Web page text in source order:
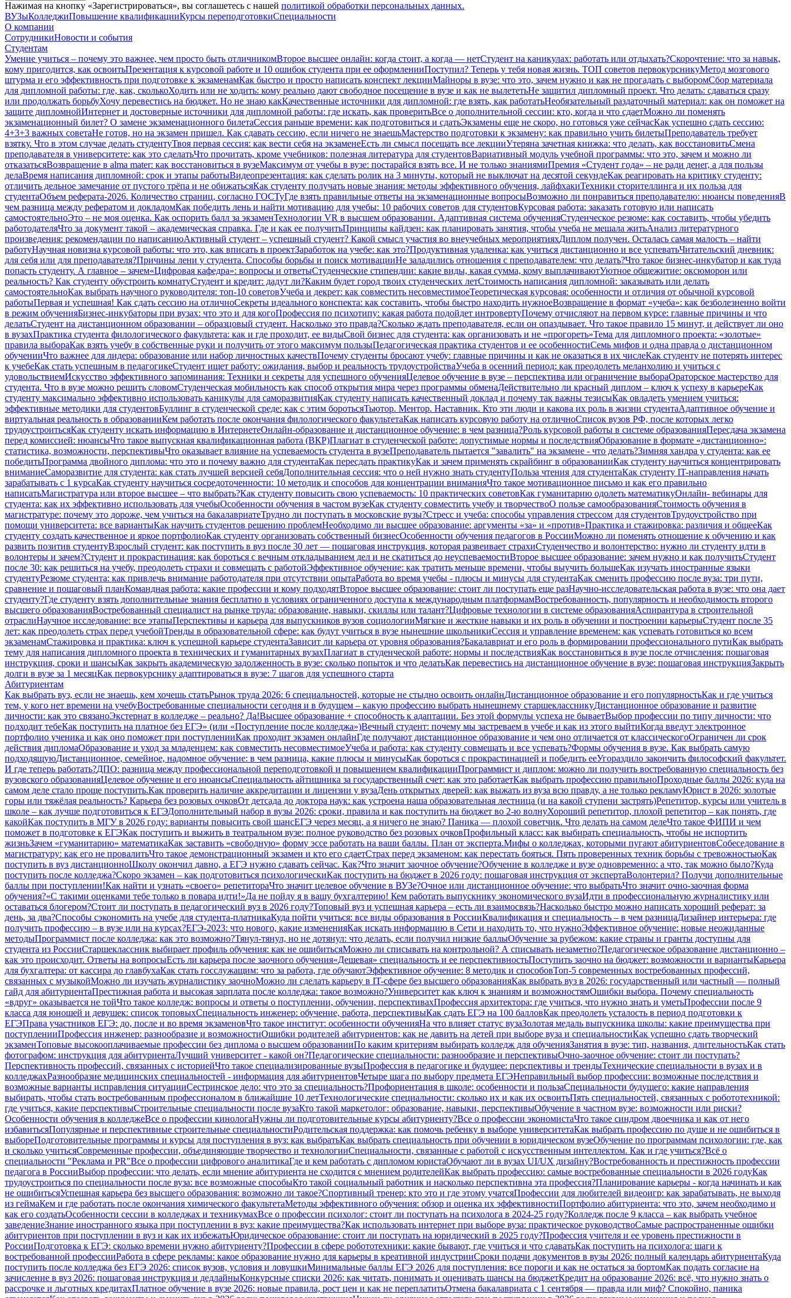
Нажимая на кнопку «Зарегистрироваться», вы соглашетесь с нашей политикой обработки персональных данных.
ВУЗыКолледжиПовышение квалификацииКурсы переподготовкиСпециальности
О компании
СотрудникиНовости и события
Студентам
Умение учиться – почему это важнее, чем просто быть отличникомВторое высшее онлайн: когда стоит, а когда — нетСтудент на каникулах: работать или отдыхать?Скорочтение: что за навык,
кому пригодится, как освоитьПрезентация к курсовой работе и 10 ошибок студента при ее оформленииПоступил? Теперь у тебя новая жизнь. ТОП советов первокурсникуМетод мозгового
штурма и его эффективность при подготовке к экзаменамКак быстро и просто написать конспект лекцииМайноры в вузе: что это, зачем нужно и как не прогадать с выборомСбор материала
для дипломной работы: где, как, сколькоХодить или не ходить: кому реально дают свободное посещение в вузе и как не вылететьНе защитил дипломный проект. Что делать: сдаваться сразу
или продолжать борьбуХочу перевестись на бюджет. Но не знаю какКачественные источники для дипломной: где взять, как работатьНеобязательный раздаточный материал: как он поможет на
защите дипломнойИнтернет и достоверные источники для дипломной работы: где искать, как проверитьВсе о дополнительной сессии: кто, когда и что сдаетМожно ли поменять
экзаменационный билет? О замене экзаменационного билетаСессия раньше времени: как подготовиться и сдатьЭкзамены еще не скоро, но готовься уже сейчасКак успешно сдать сессию:
4+3+3 важных советаНе готов, но на экзамен пришел. Как сдавать сессию, если ничего не знаешьМастерство подготовки к экзамену: как правильно учить билетыПреподаватель требует
взятку. Что в этом случае делать студентуТвоя первая сессия: как вести себя на экзаменеЕсть ли смысл посещать все лекцииУтеряна зачетная книжка: что делать, как восстановитьСмена
преподавателя в университете: как это сделатьЧто прочитать, кроме учебников: полезная литература для студентовВариативный модуль учебной программы: что это, зачем и можно ли
отказатьсяВозвращение в alma mater: как восстановиться в вузеМаксимум от учебы в вузе: постарайся взять все. И не только знаниямиПремия «Студент года» – не ради денег, а для пользы
делаВремя написания дипломной: срок и этапы работыВидеопрезентация: как сделать ролик на 3 минуты, который не выключат на десятой секундеКак реагировать на критику студенту:
отличить дельное замечание от пустого трёпа и не обижатьсяКак студенту получать новые знания: методы эффективного обучения, лайфхакиТехники сторителлинга и их польза для
студентаОбъем реферата-2026. Количество страниц, согласно ГОСТуГде взять правильные ответы на экзаменационные вопросыВозможно ли понравиться преподавателю: нюансы поведенияВ
чем разница между рефератом и докладомКак победить лень и найти мотивацию для учебы: 10 рабочих советов для студентовКурсовая работа: заказать готовую или написать
самостоятельноЭто – не моя оценка. Как оспорить балл за экзаменТехнологии VR в высшем образовании. Адаптивная система обученияСтуденческое резюме: как составить, чтобы убедить
работодателяЧто за документ такой – академическая справка. Где и как ее получитьПринципы кайдзен: как планировать занятия, чтобы учеба не мешала житьАнализ литературного
произведения: рекомендации по написаниюАктивный студент – успешный студент? Какой смысл участия во внеучебных мероприятияхДиплом получен. Осталась самая малость – найти
работуНаучная новизна курсовой работы: что это, как вписать в проектЗаработок на учебе: как это?Продуктивная удаленка: как учиться дистанционно и все успеватьЧитательский дневник:
для себя или для преподавателя?Причины лени у студента. Способы борьбы и поиск мотивацииНе заладились отношения с преподавателем: что делать?Что такое бизнес-инкубатор и как туда
попасть студенту. А главное – зачем«Цифровая кафедра»: вопросы и ответыСтуденческие стипендии: какие виды, какая сумма, кому выплачиваютУютное общежитие: оксюморон или
реальность? Как студенту обустроить комнатуСтудент и кредит: дадут ли?Каким будет город твоих студенческих летСтоимость написания дипломной: заказывать или делать
самостоятельноКак выбрать научного руководителя: топ-10 советовУчеба и декрет: как совместить несовместимоеТеоретическая курсовая: особенности и отличия от обычной курсовой
работыПервая и успешная! Как сдать сессию на отличноСекреты идеального конспекта: как составить, чтобы быстро находить нужноеВозвращение в формат «учеба»: как безболезненно войти
в режим обученияБизнес-инкубаторы при вузах: что это и для когоПрофессия по психотипу: какая работа подойдет интровертуПочему отчисляют на первом курсе: главные причины и что
делатьСтудент на дистанционном образовании – образцовый студент. Насколько это правда?Сколько ждать преподавателя, если он опаздывает. Что такое правило 15 минут, и действует ли оно
в вузахПрактика студента филологического факультета: как и где проходит, ее видыСвой бизнес для студента: как организовать и не «прогореть»Тема для дипломного проекта: «золотые»
правила выбораКак взять учебу в собственные руки и получить от этого максимум пользыПедагогическая практика студентов и ее особенностиСемь мифов и одна правда о дистанционном
обученииЧто важнее для лидера: образование или набор личностных качествПочему студенты бросают учебу: главные причины и как не оказаться в их числеКак студенту не потерять интерес
к учебеКак стать успешным в педагогикеСтудент ищет работу: ожидания, выбор и реальность трудоустройстваУчеба в осенний период: как преодолеть меланхолию и учиться с
удовольствиемИскусство эффективного запоминания: Техники и секреты для успешного обученияЦелевое обучение в вузе – перспектива или ограничение выбораОраторское мастерство для
студента. Что в вузе можно решить словомСтуденческая мобильность как способ открытия мира через программы обменаДействительно ли красный диплом – ключ к успеху в карьереКак
студенту максимально эффективно использовать каникулы для саморазвитияКак студенту написать качественный доклад и почему так важны тезисыКак овладеть умением учиться:
эффективные методики для студентовБуллинг в студенческой среде: как с этим боротьсяТьютор. Ментор. Наставник. Кто эти люди и какова их роль в жизни студентаАдаптивное обучение и
виртуальная реальность в образованииКем работать после окончания филологического факультетаКак написать курсовую работу на отличноСписок вузов РФ, после которых легко
трудоустроитьсяКак студенту искать информацию в ИнтернетеОнлайн-образование и дистанционное обучение: в чем разница?Роль курсовой работы в системе образованияПересдача экзамена
перед комиссией: нюансыЧто такое выпускная квалификационная работа (ВКР)Плагиат в студенческой работе: допустимые нормы и последствияОбразование в формате «дистанционно»:
статистика, возможности, перспективыЧто оказывает влияние на успеваемость студента в вузеПреподаватель пытается "завалить" на экзамене - что делать?Зимняя хандра у студента: как ее
победитьПрограмма двойного диплома: что это и почему важно для студентаКак пересдать практикуКак и зачем применять скрайбинг в образованииКак студенту научиться концентрировать
вниманиеСаморазвитие для студента: как стать лучшей версией себяДополнительная сессия: что о ней нужно знать студентуПольза чтения для студентаКак студенту IT-направления начать
зарабатывать с 1 курсаКак студенту научиться сосредоточенности: 10 методик и способов для концентрации вниманияЧто такое мотивационное письмо и как его правильно
написатьМагистратура или второе высшее – что выбрать?Как студенту повысить свою успеваемость: 10 практических советовКак гуманитарию одолеть математикуОнлайн- вебинары для
студента: как их эффективно использовать для учебыОсобенности обучения в частом вузеКак студенту совместить учебу и творчествоО пользе самообразованияСтоимость обучения в
магистратуре: почему это дороже, чем учиться на бакалавриатеТрудно ли поступать в московские вузы?Стресс и учеба: способы управления стрессом для студентовТрудоустройство при
помощи университета: все вариантыКак научить студентов решению проблемНеобходимо ли высшее образование: аргументы «за» и «против»Практика и стажировка: различия и общееКак
студенту создать качественное и яркое портфолиоКак студенту организовать собственный бизнесОсобенности обучения педагогов в РоссииМожно ли поменять отношение к обучению и как
развить позитив студентуВзрослый студент: как поступить в вуз после 30 лет — пошаговая инструкция, которая развеивает страхиСтуденчество и волонтерство: нужно ли cтуденту идти в
волонтеры и зачем?Студент и прокрастинация: как бороться с вечным откладыванием дел и не скатиться до неуспеваемостиВторое высшее образование: зачем нужно и как получитьСтудент
после 30: как решиться на учебу, преодолеть страхи и совмещать с работойЭффективное обучение: как тратить меньше времени, чтобы выучить большеКак изучать иностранные языки
студентуРезюме студента: как привлечь внимание работодателя при отсутствии опытаРабота во время учебы - плюсы и минусы для студентаКак сменить профессию после вуза: три пути,
сравнение и пошаговый планКомандная работа: какие профессии и кому подходятВторое высшее образование: стоит ли поступать еще разНаучно-исследовательская работа в вузе: что она дает
студенту?Где студенту взять дополнительные знания бесплатно в условиях ограниченного доступа к международным платформамВостребованность, популярность и необходимость второго
высшего образованияВостребованный специалист на рынке труда: образование, навыки, скиллы или талант?Цифровые технологии в системе образованияАспирантура в строительной
отраслиНаучное исследование: все этапыПерспективы и карьера для выпускников вузов социологииМягкие и жесткие навыки и их роль в обучении и построении карьерыСтудент после 35
лет: как преодолеть страх перед учебойТренды в образовательной сфере: как будут учиться в вузе нынешние школьникиСессия и управление временем: как успевать готовиться ко всем
экзаменамСтажировка и практика: ключ к успешной карьере студентаЗависит ли карьера от уровня образования?Бакалавриат и его роль в формировании профессионального путиКак выбрать
тему для написания дипломного проекта в технических и гуманитарных вузахПлагиат в студенческой работе: нормы и последствияКак восстановиться в вузе после отчисления: пошаговая
инструкция, сроки и шансыКак закрыть академическую задолженность в вузе: сколько попыток и что делатьКак перевестись на дистанционное обучение в вузе: пошаговая инструкцияЗакрыть
долги в вузе за 1 месяцКак первокурснику адаптироваться в вузе: 7 шагов для успешного старта
Абитуриентам
Как выбрать вуз, если не знаешь, кем хочешь статьРынок труда 2026: 6 специальностей, которые не стыдно освоить онлайнДистанционное образование и его популярностьКак и где учиться
тем, у кого нет времени на учебуВостребованные специальности сегодня и в будущем – какую профессию выбрать нынешнему старшеклассникуДистанционное образование и развитие
личности: как это связаноЭкстернат в колледже – реально? Да!Высшее образование + способность к адаптации. Без этой формулы успеха не бываетВыбор профессии по типу личности: что
подходит тебеКак поступить на платное без ЕГЭ» (или «Поступление после колледжа»)Вечный студент: почему мы застреваем в учебе и как из этого выйтиКогда введут электронное
портфолио ученика и как оно поможет при поступленииКак проходит экзамен онлайнГде получают дистанционное образование и чем оно отличается от классическогоОграничен ли срок
действия дипломаОбразование и уход за младенцем: как совместить несовместимоеУчеба и работа: как студенту совмещать и все успевать?Формы обучения в вузе. Как выбрать самую
подходящуюДистанционное, семейное, надомное обучение: в чем разница, какие плюсы и минусыКак бороться с прокрастинацией и победить ееУгораздило закончить философский факультет.
И где теперь работать?ДПО: разница между профессиональной переподготовкой и повышением квалификацииПрограммист и диплом: можно ли получить востребованную специальность без
вузовского образованияЦелевое обучение и его нюансыСпециальность айтишника за государственный счет: как это работаетКак выбрать профессию правильноПроходные баллы 2026: куда на
самом деле стало проще поступить.Как проверить наличие аккредитации и лицензии у вузаДень открытых дверей: как выжать из вуза всю правду, а не только рекламуЮрист в 2026: золотые
горы или тяжёлая реальность? Карьера без розовых очковОт детсада до доктора наук: как устроена наша образовательная лестница (и на какой ступени застрять)Репетитор, курсы или учитель в
школе – как лучше подготовиться к ЕГЭДополнительный набор в вузы 2026: сроки, правила и как поступить на бюджет во 2‑ю волнуХороший репетитор, плохой репетитор – как понять, где
какойКак поступить в МГУ в 2026 году: варианты повысить свой шансЕГЭ через месяц, а я ничего не знаю? Паника — плохой советчик. Что делать на самом делеЧто такое ФИПИ и чем
поможет в подготовке к ЕГЭКак поступить и выжить в театральном вузе: полное руководство без розовых очковПрофильный класс: как выбирать специальность, чтобы не испортить
жизньЗачем «гуманитарию» математикаКак заставить «свободную» форму эссе работать на ваши баллы. План от эксперта.Мифы о колледжах, которыми пугают абитуриентовСобеседование в
магистратуру: как его не провалитьЧто такое демонстрационный экзамен и кто его сдаетСтрах перед экзаменом: как перестать бояться. Пять проверенных техник борьбы с тревожностьюКак
поступить в вуз дистанционноШколу окончил давно, а ЕГЭ нужно сдавать сейчас. Как?Что значит заочное обучение?Обучение в колледже и вузе одновременно: а что, так можно было?Куда
поступить после колледжа?Скоро экзамен – как подготовиться психологическиКак поступить на бюджет в 2026 году: пошаговая инструкция от экспертаВолонтерил? Получи дополнительные
баллы при поступлении!Как найти и узнать «своего» репетитораЧто значит целевое обучение в ВУЗе?Очное или дистанционное обучение: что выбратьЧто значит очно-заочная форма
обучения?«С такими оценками тебе только в повара идти!»Да не пойду я в вашу бухгалтерию! Кем работать выпускнику экономического вузаИдти в профессиональную журналистику или
оставаться блогером?Стоит ли поступать в педагогический вуз в 2026 году?Топовый вуз и успешная карьера – есть ли взаимосвязь?Насколько быстро можно написать хороший реферат: за
день, за два?Способы сэкономить на учебе для студента-платникаКуда пойти учиться: все виды образования в РоссииКвалификация и специальность – в чем разницаДизайнер интерьера: где
получить профессию – в вузе или на курсах?ЕГЭ-2023: что нового, какие измененияКак искать информацию в Сети и находить то, что нужноЭффективное обучение: новые неожиданные
методыПрограммист после колледжа: как это возможно?Тянул-тянул, но не дотянул: что делать, если получил низкие баллыОбучение за рубежом: какие страны и гранты доступны для
студента из РоссииСтаршеклассник выбирает профиль обучения: как не ошибитьсяМожно ли списывать на контрольной? А списывать незаметно?Педагогическое образование дистанционно –
как это происходит. Ответы на вопросыЕсть ли карьера после заочного обучения«Дешевая» специальность и ее перспективностьПоступить заочно на бюджет: возможности и вариантыКарьера
для бухгалтера: от кассира до главбухаКак стать госслужащим: что за работа, где обучаютЭффективное обучение: 8 методик и способовТоп-5 современных востребованных профессий,
связанных с музыкойМожно ли изучать журналистику заочноМожно ли сделать карьеру в IT-сфере без высшего образованияКак выбрать вуз в 2026: государственный или частный — полный
гайд для абитуриентаПрестижная работа и высокая зарплата после колледжа: такое возможно?Университет как ключ к знаниям и возможностямОшибки выбора. Почему специальность
«вдруг» оказывается не тойЧто такое колледж: вопросы и ответы о поступлении, обучении, перспективахПрофессия архитектора: где учиться, что нужно знать и уметьПрофессии после 9
класса для юношей и девушек: список топовыхСпециальность инженер: обучение, работа, перспективыКак сдать ЕГЭ на 100 балловКак преодолеть усталость в период подготовки к
ЕГЭПрава участников ЕГЭ: до, после и во время экзаменовЧто такое институт: особенности обученияНа что влияет статус вузаЗолотая медаль выпускника школы: какие преимущества при
поступленииПрофессия инженер: разнообразие и возможностиОшибки родителей абитуриентов: как не давить на детей при выборе вуза и специальностиКак успешно сдать творческий
экзаменТоповые высокооплачиваемые профессии без диплома о высшем образованииПо каким критериям выбирать колледж для обученияЗанятия в вузе: тип, названия, длительностьКак стать
фотографом: инструкция для абитуриентаЛучший университет - какой он?Педагогические специальности: разнообразие и перспективыОчно-заочное обучение: стоит ли поступать?
Перспективность профессий, связанных с историейЧто такое специализированные вузыПрофессия в педагогике и будущее: перспективы и трендыТехнические специальности в вузах и в
колледжахРазнообразие медицинских специальностей - информация для абитуриентовЧетыре шага по выбору предмета ЕГЭНеправильный выбор профессии: возможные последствия и
возможные варианты исправления ситуацииСестринское дело: что это за специальность?Профориентация в школе: особенности и пользаСпециальности будущего: какие направления
выбирать, чтобы стать востребованным профессионалом в ближайшие 10 летТехнологические специальности: сколько их и как их освоитьПять специальностей, связанных с робототехникой:
где учиться, какие перспективыСтроительные специальности после вузаКто такой маркетолог: образование, навыки, перспективыОбучение в частном вузе: возможности или риски?
Особенности обучения в колледжеВсе о профессии кинологаНужны ли подготовительные курсы абитуриенту?Все о профессии экономистаЧто такое синдром двоечника и как от него
избавитьсяПопулярные и перспективные строительные специальностиРодительская поддержка: как помочь ребенку в выборе университетаКак выбрать профессию по душе и не ошибиться в
выбореПодготовительные программы и курсы для поступления в вуз: как выбратьКак выбрать специальность при обучении в юридическом вузеОбучение по программам психологии: где, как
и сколько учитьсяСовременные профессии, объединяющие творчество и технологииСпециальности, связанные с работой с искусственным интеллектом. Как и где учиться?Всё о
специальности "Реклама и PR"Все о профессии цифрового аналитикаГде и кем работать с дипломом юристаОбучают ли в вузах UI/UX дизайну?Востребованность и престижность профессии
педагога в РоссииВыбор профессии: что делать, если мнение абитуриента не сходится с мнением родителейКак выбрать профессию: самые востребованные специальности в 2026 годуКак
трудоустроиться по специальности после вуза: все возможные способыКто такой социальный работник и насколько перспективна эта профессия?Планирование карьеры - когда начинать и как
не ошибитьсяУспешная карьера без высшего образования: возможно ли такое?Спортивный тренер: кто это и где этому учатсяПрофессии для любителей видеоигр: как зарабатывать, не выходя
из геймаКем и где работать после окончания химического факультетаМетоды эффективного обучения: обзор и оценка их эффективностиПортфолио абитуриента: что это, зачем необходимо и
как его создатьОсобенности сессии в колледжах и техникумахВсе о профессии психолог: стоит ли поступать на психолога в 2024-25 году?Колледж после 9 класса – как выбрать учебное
заведениеЗнание иностранного языка при поступлении в вуз: какие преимущества?Как использовать интернет при выборе вуза: практическое руководствоСамые распространенные ошибки
абитуриентов при поступлении в вуз и как их избежатьЮридическое образование: стоит ли поступать на юридический в 2025 году?Профессия учителя и ее уровень престижности в
РоссииПодготовка к ЕГЭ: сколько времени нужно абитуриенту?Профессии в сфере робототехники: какие бывают, где учиться и что сдаватьКак поступить на психолога: шаги к
востребованной профессииРабота в сфере рекламы: какое образование нужно для карьеры в креативной индустрииСроки подачи документов в вузы 2026: полный календарь абитуриентаКуда
поступить после колледжа без ЕГЭ 2026: список вузов, условия и ловушкиМинимальные баллы ЕГЭ 2026 для поступления: все пороги и как не остаться за бортомКак подать согласие на
зачисление в вуз 2026: пошаговая инструкция и дедлайныКонкурсные списки 2026: как читать, понимать и оценивать шансы на бюджетКредит на образование 2026: всё, что нужно знать о
рассрочке и льготных кредитахПлатное обучение в вузе 2026: новые правила, рост цен и как не переплатитьОтмена бакалавриата с 1 сентября — правда или миф? Спокойно, паника